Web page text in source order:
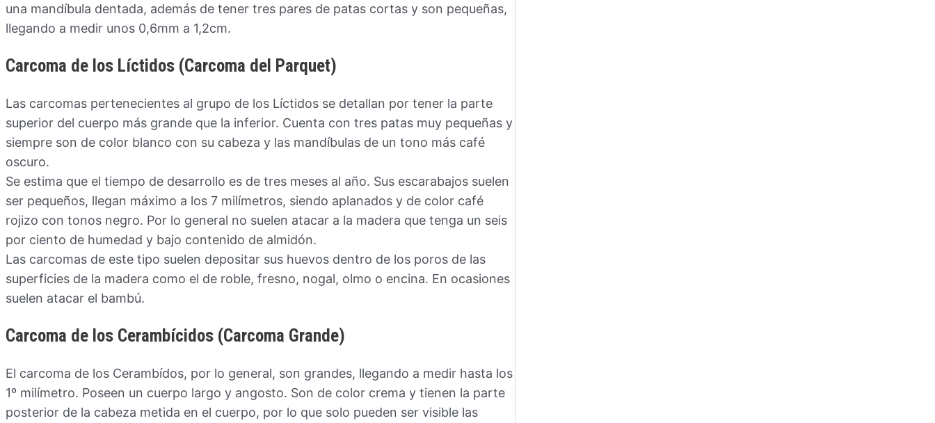
una mandíbula dentada, además de tener tres pares de patas cortas y son pequeñas,
llegando a medir unos 0,6mm a 1,2cm.
Carcoma de los Líctidos (Carcoma del Parquet)
Las carcomas pertenecientes al grupo de los Líctidos se detallan por tener la parte
superior del cuerpo más grande que la inferior. Cuenta con tres patas muy pequeñas y
siempre son de color blanco con su cabeza y las mandíbulas de un tono más café
oscuro.
Se estima que el tiempo de desarrollo es de tres meses al año. Sus escarabajos suelen
ser pequeños, llegan máximo a los 7 milímetros, siendo aplanados y de color café
rojizo con tonos negro. Por lo general no suelen atacar a la madera que tenga un seis
por ciento de humedad y bajo contenido de almidón.
Las carcomas de este tipo suelen depositar sus huevos dentro de los poros de las
superficies de la madera como el de roble, fresno, nogal, olmo o encina. En ocasiones
suelen atacar el bambú.
Carcoma de los Cerambícidos (Carcoma Grande)
El carcoma de los Cerambídos, por lo general, son grandes, llegando a medir hasta los
1º milímetro. Poseen un cuerpo largo y angosto. Son de color crema y tienen la parte
posterior de la cabeza metida en el cuerpo, por lo que solo pueden ser visible las